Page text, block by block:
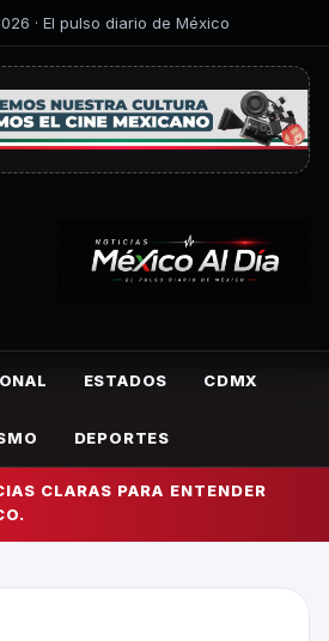
· El pulso diario de México
ESTADOS CDMX
DEPORTES
CLARAS PARA ENTENDER